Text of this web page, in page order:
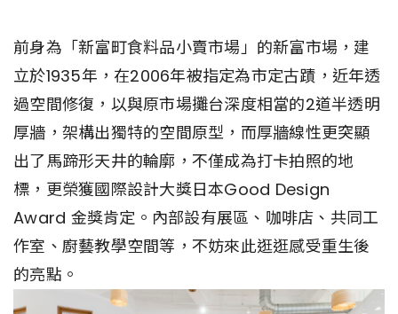
前身為「新富町食料品小賣市場」的新富市場，建
立於1935年，在2006年被指定為市定古蹟，近年透
過空間修復，以與原市場攤台深度相當的2道半透明
厚牆，架構出獨特的空間原型，而厚牆線性更突顯
出了馬蹄形天井的輪廓，不僅成為打卡拍照的地
標，更榮獲國際設計大獎日本Good Design
Award 金獎肯定。內部設有展區、咖啡店、共同工
作室、廚藝教學空間等，不妨來此逛逛感受重生後
的亮點。